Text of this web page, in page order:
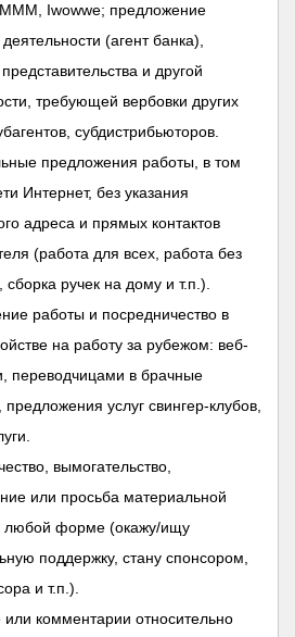
Iwowwe; предложение
(агент банка),
представительства и другой
требующей вербовки других
субдистрибьюторов.
предложения работы, в том
Интернет, без указания
адреса и прямых контактов
(работа для всех, работа без
ручек на дому и т.п.).
работы и посредничество в
на работу за рубежом: веб-
переводчицами в брачные
предложения услуг свингер-клубов,
вымогательство,
или просьба материальной
любой форме (окажу/ищу
поддержку, стану спонсором,
и т.п.).
комментарии относительно